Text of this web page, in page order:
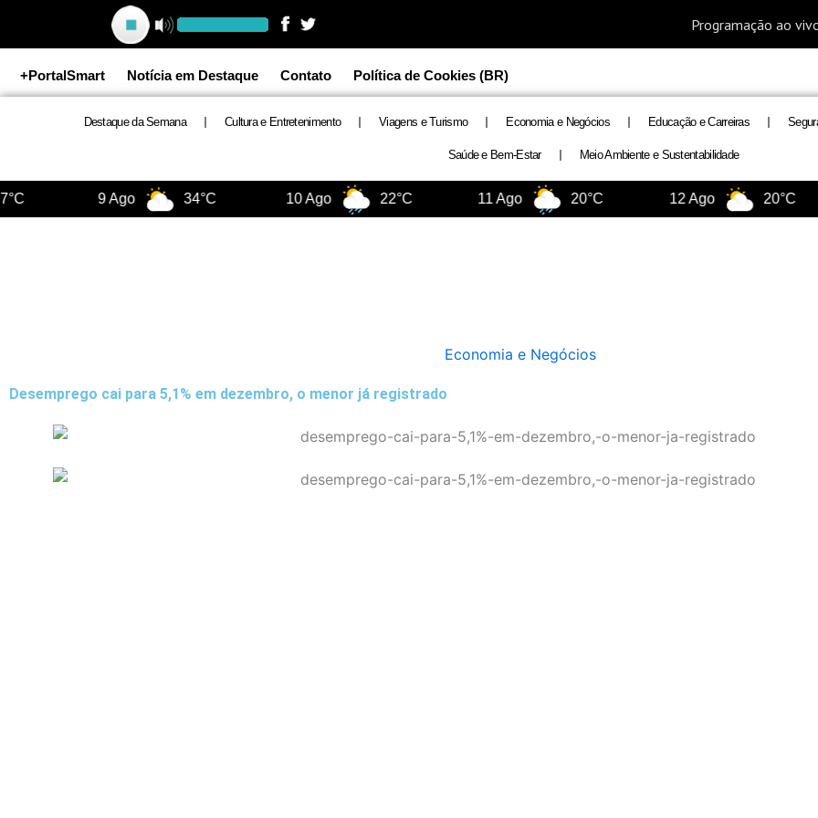
conteúdo
+PortalSmart Notícia em Destaque Contato Política de Cookies (BR)
Destaque da Semana Cultura e Entretenimento Viagens e Turismo Economia e Negócios Educação e Carreiras
Saúde e Bem-Estar Meio Ambiente e Sustentabilidade
9 Ago 34°C 10 Ago 22°C 11 Ago 20°C 12 Ago 20°C
Economia e Negócios
Desemprego cai para 5,1% em dezembro, o menor já registrado